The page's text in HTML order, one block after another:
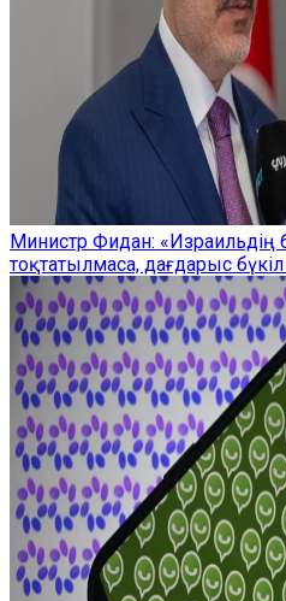
Министр Фидан:
тоқтатылмаса, дағдарыс